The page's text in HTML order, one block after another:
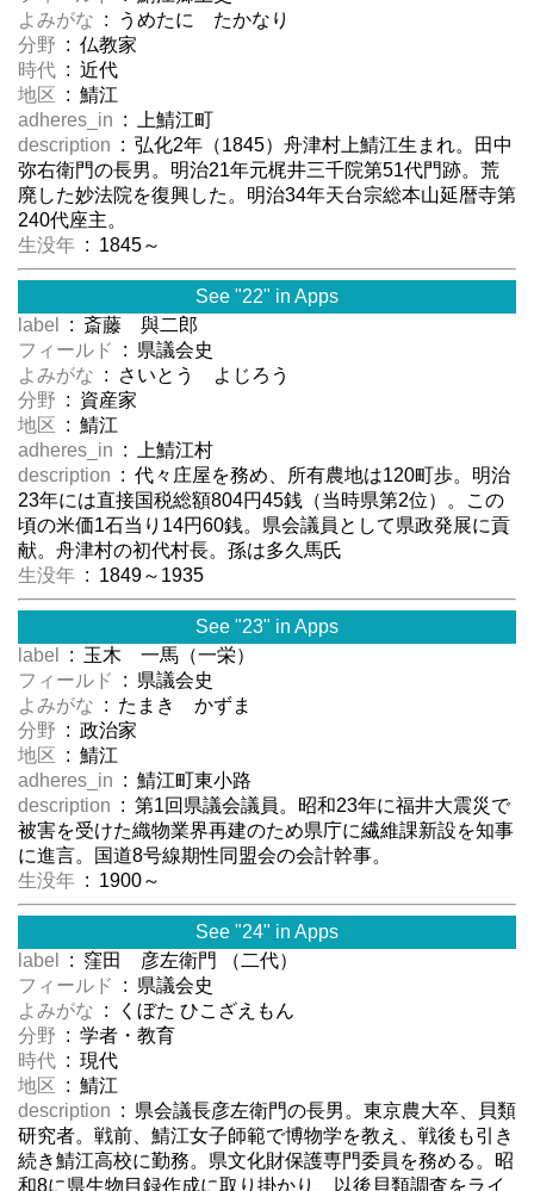
よみがな : うめたに たかなり
分野 : 仏教家
時代 : 近代
地区 : 鯖江
adheres_in : 上鯖江町
description : 弘化2年（1845）舟津村上鯖江生まれ。田中
弥右衛門の長男。明治21年元梶井三千院第51代門跡。荒
廃した妙法院を復興した。明治34年天台宗総本山延暦寺第
240代座主。
生没年 : 1845～
See "22" in Apps
label
: 斎藤 與二郎
フィールド
: 県議会史
よみがな : さいとう よじろう
分野 : 資産家
地区 : 鯖江
adheres_in : 上鯖江村
description : 代々庄屋を務め、所有農地は120町歩。明治
23年には直接国税総額804円45銭（当時県第2位）。この
頃の米価1石当り14円60銭。県会議員として県政発展に貢
献。舟津村の初代村長。孫は多久馬氏
生没年 : 1849～1935
See "23" in Apps
label
: 玉木 一馬（一栄）
フィールド
: 県議会史
よみがな : たまき かずま
分野 : 政治家
地区 : 鯖江
adheres_in : 鯖江町東小路
description : 第1回県議会議員。昭和23年に福井大震災で
被害を受けた織物業界再建のため県庁に繊維課新設を知事
に進言。国道8号線期性同盟会の会計幹事。
生没年 : 1900～
See "24" in Apps
label
: 窪田 彦左衛門 （二代）
フィールド
: 県議会史
よみがな : くぼた ひこざえもん
分野 : 学者・教育
時代 : 現代
地区 : 鯖江
description : 県会議長彦左衛門の長男。東京農大卒、貝類
研究者。戦前、鯖江女子師範で博物学を教え、戦後も引き
続き鯖江高校に勤務。県文化財保護専門委員を務める。昭
和8に県生物目録作成に取り掛かり、以後貝類調査をライ